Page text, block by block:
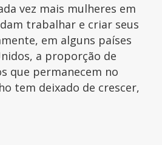
vez mais mulheres em
trabalhar e criar seus
em alguns países
a proporção de
que permanecem no
tem deixado de crescer,